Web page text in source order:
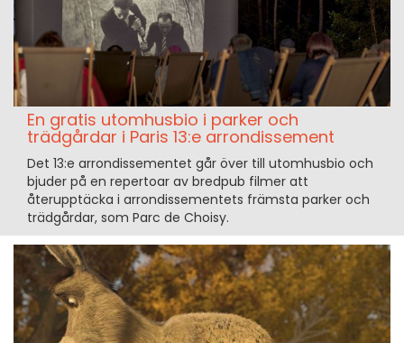
En gratis utomhusbio i parker och
trädgårdar i Paris 13:e arrondissement
Det 13:e arrondissementet går över till utomhusbio och
bjuder på en repertoar av bredpub filmer att
återupptäcka i arrondissementets främsta parker och
trädgårdar, som Parc de Choisy.